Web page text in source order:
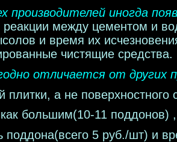
производителей иногда
реакции между цементом и
и время их
чистящие средства.
отличается от других
а не поверхностного
большим(10-11 поддонов)
5 руб./шт) и